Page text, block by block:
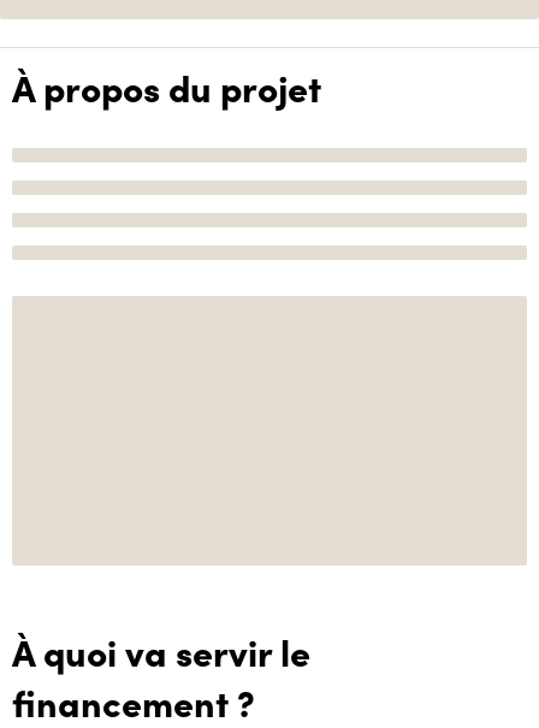
À propos du projet
À quoi va servir le
financement ?